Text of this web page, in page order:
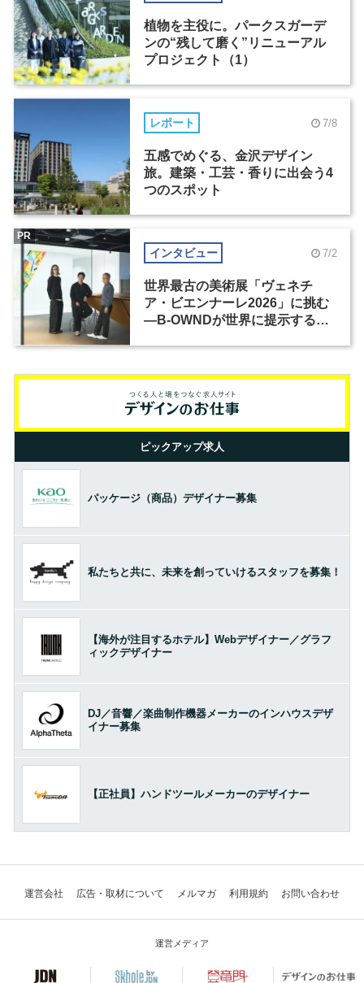
植物を主役に。パークスガーデ
ンの“残して磨く”リニューアル
プロジェクト（1）
レポート 7/8
五感でめぐる、金沢デザイン
旅。建築・工芸・香りに出会う4
つのスポット
インタビュー 7/2
世界最古の美術展「ヴェネチ
ア・ビエンナーレ2026」に挑む
―B-OWNDが世界に提示する美
PR
ピックアップ求人
パッケージ（商品）デザイナー募集
私たちと共に、未来を創っていけるスタッフを募集！
【海外が注目するホテル】Webデザイナー／グラフ
ィックデザイナー
DJ／音響／楽曲制作機器メーカーのインハウスデザ
イナー募集
【正社員】ハンドツールメーカーのデザイナー
運営会社 広告・取材について メルマガ 利用規約 お問い合わせ
運営メディア